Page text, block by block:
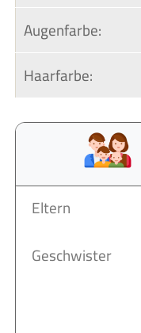
Augenfarbe:
Haarfarbe:
Eltern
Geschwister